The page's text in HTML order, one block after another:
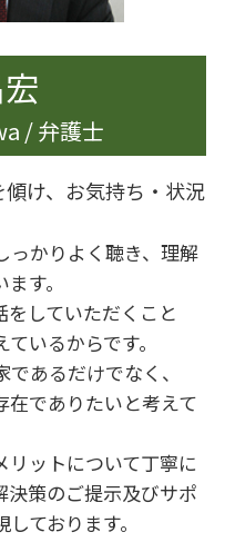
/ 弁護士
け、お気持ち・状況
っかりよく聴き、理解
す。
していただくこと
いるからです。
あるだけでなく、
在でありたいと考えて
ットについて丁寧に
決策のご提示及びサポ
ております。